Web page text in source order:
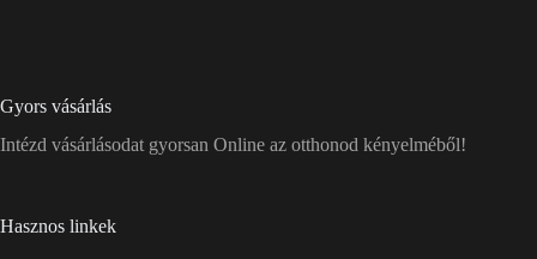
Gyors vásárlás
Intézd vásárlásodat gyorsan Online az otthonod kényelméből!
Hasznos linkek